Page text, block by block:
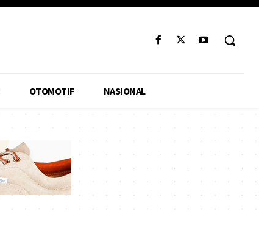
OTOMOTIF NASIONAL